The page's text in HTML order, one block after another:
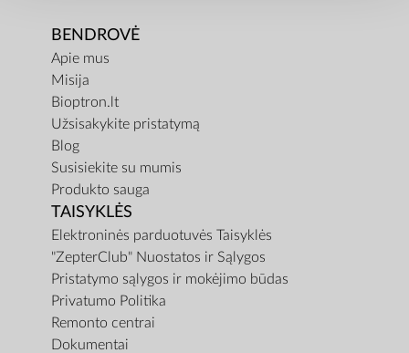
BENDROVĖ
Apie mus
Misija
Bioptron.lt
Užsisakykite pristatymą
Blog
Susisiekite su mumis
Produkto sauga
TAISYKLĖS
Elektroninės parduotuvės Taisyklės
"ZepterClub" Nuostatos ir Sąlygos
Pristatymo sąlygos ir mokėjimo būdas
Privatumo Politika
Remonto centrai
Dokumentai